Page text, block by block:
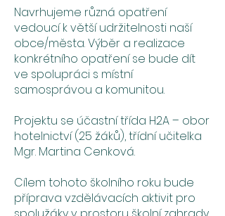
Navrhujeme různá opatření
vedoucí k větší udržitelnosti naší
obce/města. Výběr a realizace
konkrétního opatření se bude dít
ve spolupráci s místní
samosprávou a komunitou.
Projektu se účastní třída H2A – obor
hotelnictví (25 žáků), třídní učitelka
Mgr. Martina Cenková.
Cílem tohoto školního roku bude
příprava vzdělávacích aktivit pro